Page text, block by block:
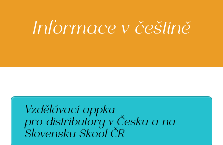
Informace v češtině
Vzdělávací appka
pro distributory v Česku a na
Slovensku Skool ČR